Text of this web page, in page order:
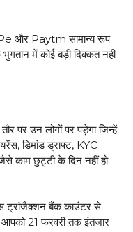
और Paytm सामान्य रूप
में कोई बड़ी दिक्कत नहीं
उन लोगों पर पड़ेगा जिन्हें
डिमांड ड्राफ्ट, KYC
काम छुट्टी के दिन नहीं हो
ट्रांजैक्शन बैंक काउंटर से
आपको 21 फरवरी तक इंतजार